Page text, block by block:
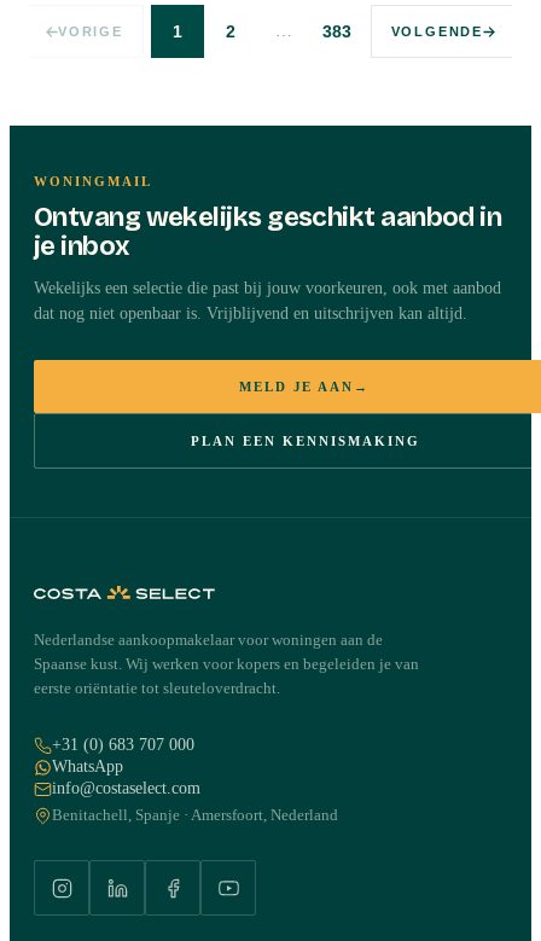
VORIGE 1 2 … 383 VOLGENDE
WONINGMAIL
Ontvang wekelijks geschikt aanbod in
je inbox
Wekelijks een selectie die past bij jouw voorkeuren, ook met aanbod
dat nog niet openbaar is. Vrijblijvend en uitschrijven kan altijd.
MELD JE AAN →
PLAN EEN KENNISMAKING
Nederlandse aankoopmakelaar voor woningen aan de
Spaanse kust. Wij werken voor kopers en begeleiden je van
eerste oriëntatie tot sleuteloverdracht.
+31 (0) 683 707 000
WhatsApp
info@costaselect.com
Benitachell, Spanje · Amersfoort, Nederland